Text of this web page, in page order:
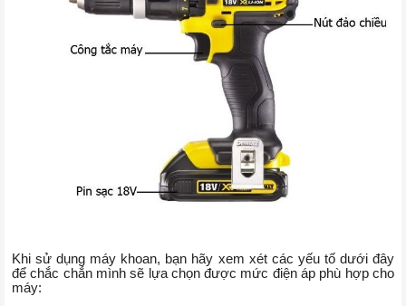
Khi sử dụng máy khoan, bạn hãy xem xét các yếu tố dưới đây
để chắc chắn mình sẽ lựa chọn được mức điện áp phù hợp cho
máy: